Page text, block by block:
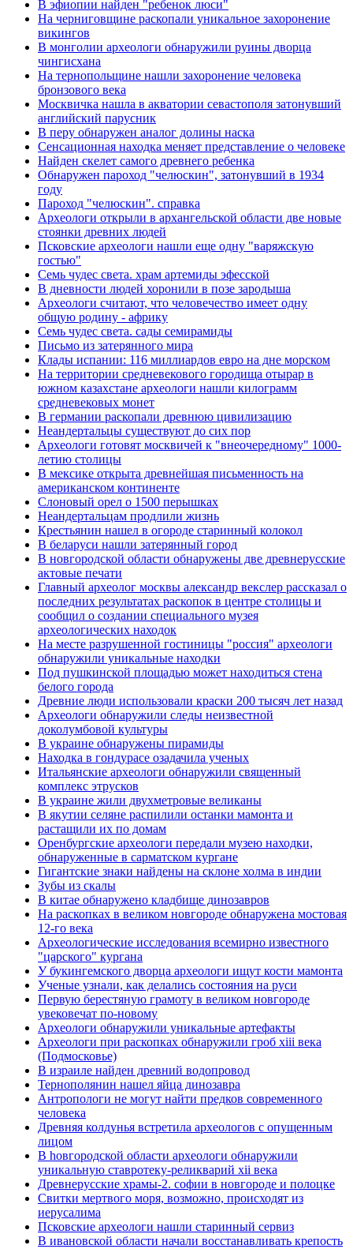
В эфиопии найден "ребенок люси"
На черниговщине раскопали уникальное захоронение
викингов
В монголии археологи обнаружили руины дворца
чингисхана
На тернопольщине нашли захоронение человека
бронзового века
Москвичка нашла в акватории севастополя затонувший
английский парусник
В перу обнаружен аналог долины наска
Сенсационная находка меняет представление о человеке
Найден скелет самого древнего ребенка
Обнаружен пароход "челюскин", затонувший в 1934
году
Пароход "челюскин". справка
Археологи открыли в архангельской области две новые
стоянки древних людей
Псковские археологи нашли еще одну "варяжскую
гостью"
Семь чудес света. храм артемиды эфесской
В дневности людей хоронили в позе зародыша
Археологи считают, что человечество имеет одну
общую родину - африку
Семь чудес света. сады семирамиды
Письмо из затерянного мира
Клады испании: 116 миллиардов евро на дне морском
На территории средневекового городища отырар в
южном казахстане археологи нашли килограмм
средневековых монет
В германии раскопали древнюю цивилизацию
Неандертальцы существуют до сих пор
Археологи готовят москвичей к "внеочередному" 1000-
летию столицы
В мексике открыта древнейшая письменность на
американском континенте
Слоновый орел о 1500 перышках
Неандертальцам продлили жизнь
Крестьянин нашел в огороде старинный колокол
В беларуси нашли затерянный город
В новгородской области обнаружены две древнерусские
актовые печати
Главный археолог москвы александр векслер рассказал о
последних результатах раскопок в центре столицы и
сообщил о создании специального музея
археологических находок
На месте разрушенной гостиницы "россия" археологи
обнаружили уникальные находки
Под пушкинской площадью может находиться стена
белого города
Древние люди использовали краски 200 тысяч лет назад
Археологи обнаружили следы неизвестной
доколумбовой культуры
В украине обнаружены пирамиды
Находка в гондурасе озадачила ученых
Итальянские археологи обнаружили священный
комплекс этрусков
В украине жили двухметровые великаны
В якутии селяне распилили останки мамонта и
растащили их по домам
Оренбургские археологи передали музею находки,
обнаруженные в сарматском кургане
Гигантские знаки найдены на склоне холма в индии
Зубы из скалы
В китае обнаружено кладбище динозавров
На раскопках в великом новгороде обнаружена мостовая
12-го века
Археологические исследования всемирно известного
"царского" кургана
У букингемского дворца археологи ищут кости мамонта
Ученые узнали, как делались состояния на руси
Первую берестяную грамоту в великом новгороде
увековечат по-новому
Археологи обнаружили уникальные артефакты
Археологи при раскопках обнаружили гроб xiii века
(Подмосковье)
В израиле найден древний водопровод
Тернополянин нашел яйца динозавра
Антропологи не могут найти предков современного
человека
Древняя колдунья встретила археологов с опущенным
лицом
В hовгородской области археологи обнаружили
уникальную ставротеку-реликварий xii века
Древнерусские храмы-2. софии в новгороде и полоцке
Свитки мертвого моря, возможно, происходят из
иерусалима
Псковские археологи нашли старинный сервиз
В ивановской области начали восстанавливать крепость